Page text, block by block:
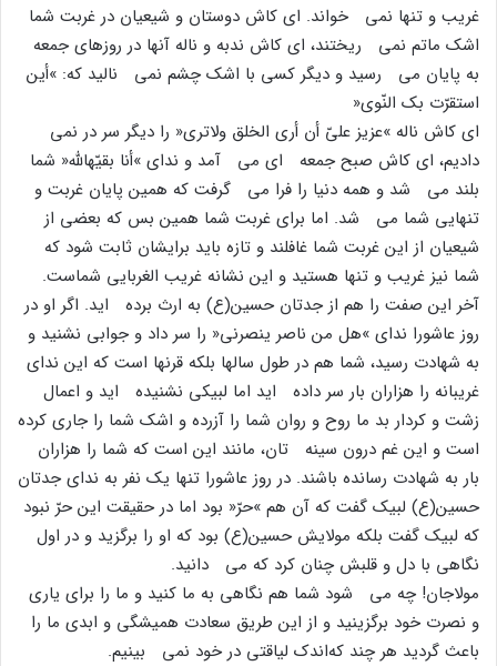
غریب و تنها نمى خواند. اى کاش دوستان و شیعیان در غربت شما
اشک ماتم نمى ریختند، اى کاش ندبه و ناله آنها در روزهاى جمعه
به پایان مى رسید و دیگر کسى با اشک چشم نمى نالید که: »أین
استقرّت بک النّوى«
اى کاش ناله »عزیز علىّ أن أرى الخلق ولاترى« را دیگر سر در نمى
دادیم، اى کاش صبح جمعه اى مى آمد و نداى »أنا بقیّهاللَّه« شما
بلند مى شد و همه دنیا را فرا مى گرفت که همین پایان غربت و
تنهایى شما مى شد. اما براى غربت شما همین بس که بعضى از
شیعیان از این غربت شما غافلند و تازه باید برایشان ثابت شود که
شما نیز غریب و تنها هستید و این نشانه غریب الغربایى شماست.
آخر این صفت را هم از جدتان حسین(ع) به ارث برده اید. اگر او در
روز عاشورا نداى »هل من ناصر ینصرنى« را سر داد و جوابى نشنید و
به شهادت رسید، شما هم در طول سالها بلکه قرنها است که این نداى
غریبانه را هزاران بار سر داده اید اما لبیکى نشنیده اید و اعمال
زشت و کردار بد ما روح و روان شما را آزرده و اشک شما را جارى کرده
است و این غم درون سینه تان، مانند این است که شما را هزاران
بار به شهادت رسانده باشند. در روز عاشورا تنها یک نفر به نداى جدتان
حسین(ع) لبیک گفت که آن هم »حرّ« بود اما در حقیقت این حرّ نبود
که لبیک گفت بلکه مولایش حسین(ع) بود که او را برگزید و در اول
نگاهى با دل و قلبش چنان کرد که مى دانید.
مولاجان! چه مى شود شما هم نگاهى به ما کنید و ما را براى یارى
و نصرت خود برگزینید و از این طریق سعادت همیشگى و ابدى ما را
باعث گردید هر چند که‌اندک لیاقتى در خود نمى بینیم.